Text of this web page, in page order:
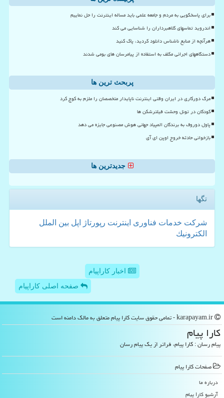
برای پاسخگویی به مردم و جامعه علمی باید مساله اینترنت را حل نماییم
اندروید تماسهای کلاهبرداران را شناسایی می کند
هرآنچه از منابع ناشناس دانلود کردید، پاک کنید
دستگاههای اجرائی مکلف به استفاده از پیامرسان های بومی شدند
پربحث ترین ها
مرگ دورکاری در ایران وقتی اینترنت ناپایدار متخصصان را ملزم به کوچ کرد
کودکان در تونل وحشت فیلترشکن ها
پاول دوروف به برندگان المپیاد جهانی هوش مصنوعی جایزه می دهد
بازخوانی حادثه خروج اوپن ای آی
جدیدترین ها
تگها
شركت خدمات فناوری اینترنت رپورتاژ اپل بین الملل
الكترونیك
اخبار کاراپیام
صفحه اصلی کاراپیام
كارا پیام
پیام رسان : کارا پیام، فراتر از یک پیام رسان
صفحات كارا پیام
درباره ما
آرشیو كارا پیام